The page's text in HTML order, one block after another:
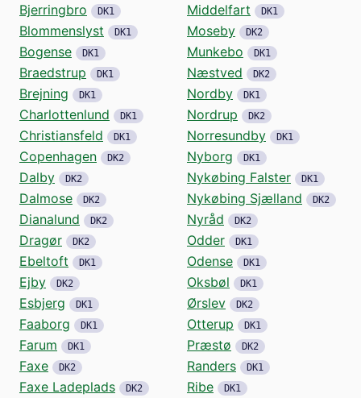
Bjerringbro DK1
Blommenslyst DK1
Bogense DK1
Braedstrup DK1
Brejning DK1
Charlottenlund DK1
Christiansfeld DK1
Copenhagen DK2
Dalby DK2
Dalmose DK2
Dianalund DK2
Dragør DK2
Ebeltoft DK1
Ejby DK2
Esbjerg DK1
Faaborg DK1
Farum DK1
Faxe DK2
Faxe Ladeplads DK2
Middelfart DK1
Moseby DK2
Munkebo DK1
Næstved DK2
Nordby DK1
Nordrup DK2
Norresundby DK1
Nyborg DK1
Nykøbing Falster DK1
Nykøbing Sjælland DK2
Nyråd DK2
Odder DK1
Odense DK1
Oksbøl DK1
Ørslev DK2
Otterup DK1
Præstø DK2
Randers DK1
Ribe DK1